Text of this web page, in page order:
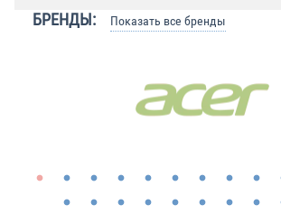
БРЕНДЫ: Показать все бренды